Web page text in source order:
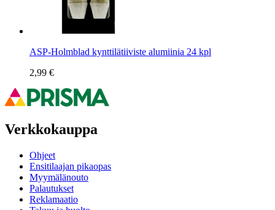
ASP-Holmblad kynttilätiiviste alumiinia 24 kpl
2,99 €
Verkkokauppa
Ohjeet
Ensitilaajan pikaopas
Myymälänouto
Palautukset
Reklamaatio